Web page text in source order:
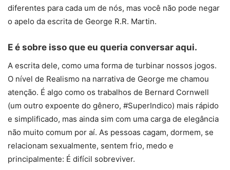
diferentes para cada um de nós, mas você não pode negar
o apelo da escrita de George R.R. Martin.
E é sobre isso que eu queria conversar aqui.
A escrita dele, como uma forma de turbinar nossos jogos.
O nível de Realismo na narrativa de George me chamou
atenção. É algo como os trabalhos de Bernard Cornwell
(um outro expoente do gênero, #SuperIndico) mais rápido
e simplificado, mas ainda sim com uma carga de elegância
não muito comum por aí. As pessoas cagam, dormem, se
relacionam sexualmente, sentem frio, medo e
principalmente: É difícil sobreviver.